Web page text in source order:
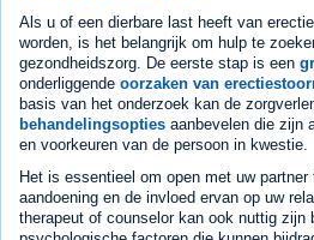
Als u of een dierbare last heeft van
worden, is het belangrijk om hulp te
gezondheidszorg. De eerste stap is een
onderliggende oorzaken van
basis van het onderzoek kan de
behandelingsopties aanbevelen die zijn
en voorkeuren van de persoon in kwestie.
Het is essentieel om open met uw
aandoening en de invloed ervan op uw
therapeut of counselor kan ook nuttig zijn